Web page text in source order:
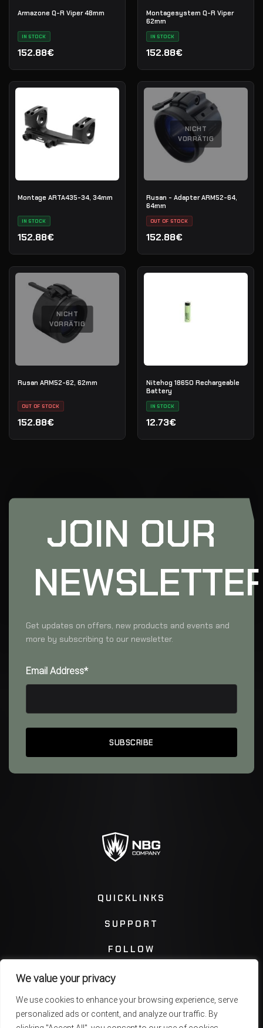
We value your privacy
We use cookies to enhance your browsing experience, serve
personalized ads or content, and analyze our traffic. By
Armazone Q-R Viper 48mm
IN STOCK
152.88€
Montagesystem Q-R Viper
62mm
IN STOCK
152.88€
Montage ARTA435-34, 34mm
IN STOCK
152.88€
NICHT
VORRÄTIG
Rusan - Adapter ARM52-64,
64mm
OUT OF STOCK
152.88€
NICHT
VORRÄTIG
Rusan ARM52-62, 62mm
OUT OF STOCK
152.88€
Nitehog 18650 Rechargeable
Battery
IN STOCK
12.73€
JOIN OUR
Get updates on offers, new products and events and
more by subscribing to our newsletter.
Email Address*
QUICKLINKS
SUPPORT
FOLLOW
Instagram